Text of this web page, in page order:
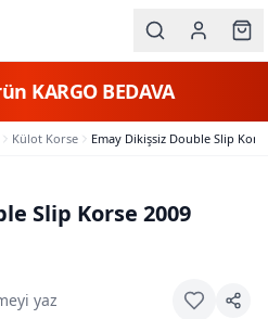
KARGO BEDAVA
Külot Korse Emay Dikişsiz Double Slip
Slip Korse 2009
yaz